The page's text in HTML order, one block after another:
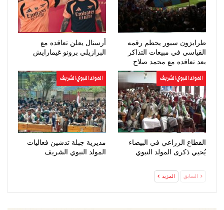
طرابزون سبور يحطم رقمه
القياسي في مبيعات التذاكر
بعد تعاقده مع محمد صلاح
أرسنال يعلن تعاقده مع
البرازيلي برونو غيمارايش
المولد النبوي الشريف
القطاع الزراعي في البيضاء
يُحيي ذكرى المولد النبوي
المولد النبوي الشريف
مديرية جبلة تدشين فعاليات
المولد النبوي الشريف
السابق المزيد